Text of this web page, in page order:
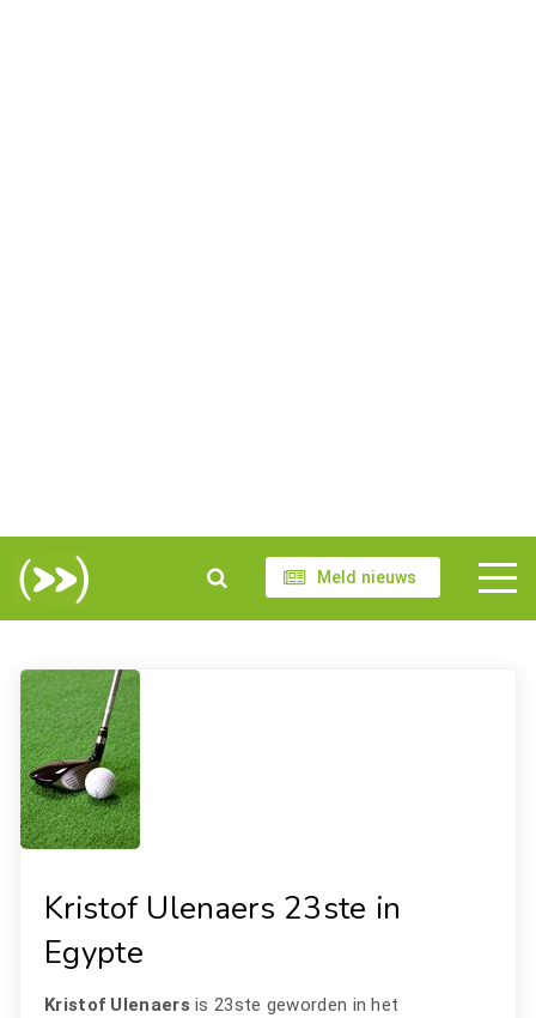
Meld nieuws
Kristof Ulenaers 23ste in
Egypte
Kristof Ulenaers is 23ste geworden in het